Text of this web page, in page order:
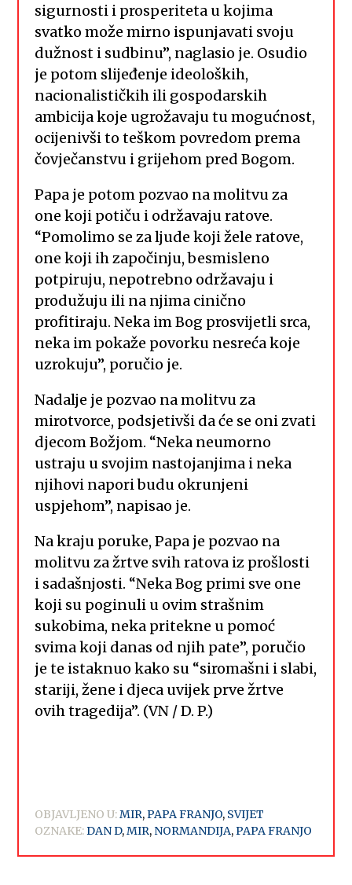
sigurnosti i prosperiteta u kojima
svatko može mirno ispunjavati svoju
dužnost i sudbinu”, naglasio je. Osudio
je potom slijeđenje ideoloških,
nacionalističkih ili gospodarskih
ambicija koje ugrožavaju tu mogućnost,
ocijenivši to teškom povredom prema
čovječanstvu i grijehom pred Bogom.
Papa je potom pozvao na molitvu za
one koji potiču i održavaju ratove.
“Pomolimo se za ljude koji žele ratove,
one koji ih započinju, besmisleno
potpiruju, nepotrebno održavaju i
produžuju ili na njima cinično
profitiraju. Neka im Bog prosvijetli srca,
neka im pokaže povorku nesreća koje
uzrokuju”, poručio je.
Nadalje je pozvao na molitvu za
mirotvorce, podsjetivši da će se oni zvati
djecom Božjom. “Neka neumorno
ustraju u svojim nastojanjima i neka
njihovi napori budu okrunjeni
uspjehom”, napisao je.
Na kraju poruke, Papa je pozvao na
molitvu za žrtve svih ratova iz prošlosti
i sadašnjosti. “Neka Bog primi sve one
koji su poginuli u ovim strašnim
sukobima, neka pritekne u pomoć
svima koji danas od njih pate”, poručio
je te istaknuo kako su “siromašni i slabi,
stariji, žene i djeca uvijek prve žrtve
ovih tragedija”. (VN / D. P.)
OBJAVLJENO U:MIR,PAPA FRANJO, SVIJET
OZNAKE:DAN D,MIR, NORMANDIJA,PAPA FRANJO